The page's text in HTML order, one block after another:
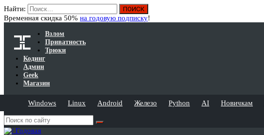
Найти:
Временная скидка 50% на годовую подписку!
Взлом
Приватность
Трюки
Кодинг
Админ
Geek
Магазин
Windows Linux Android Железо Python AI Новичкам
Годовая